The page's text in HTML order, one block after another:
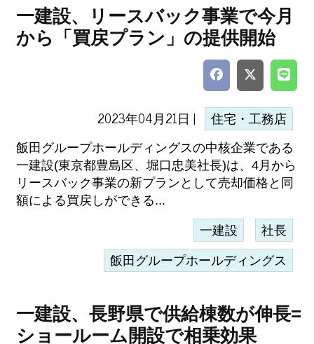
一建設、リースバック事業で今月
から「買戻プラン」の提供開始
2023年04月21日 | 住宅・工務店
飯田グループホールディングスの中核企業である
一建設(東京都豊島区、堀口忠美社長)は、4月から
リースバック事業の新プランとして売却価格と同
額による買戻しができる...
一建設 社長
飯田グループホールディングス
一建設、長野県で供給棟数が伸長=
ショールーム開設で相乗効果